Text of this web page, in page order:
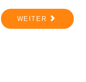
WEITER